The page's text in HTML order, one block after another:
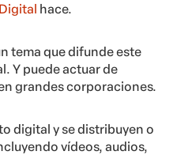
hace.
tema que difunde este
Y puede actuar de
grandes corporaciones.
digital y se distribuyen o
vídeos, audios,